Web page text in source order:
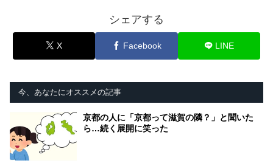
シェアする
X Facebook LINE
今、あなたにオススメの記事
京都の人に「京都って滋賀の隣？」と聞いた
ら…続く展開に笑った